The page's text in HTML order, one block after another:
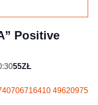
Positive
55ZŁ